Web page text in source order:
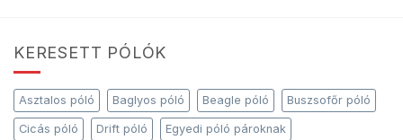
KERESETT PÓLÓK
Asztalos póló Baglyos póló Beagle póló Buszsofőr póló
Cicás póló Drift póló Egyedi póló pároknak